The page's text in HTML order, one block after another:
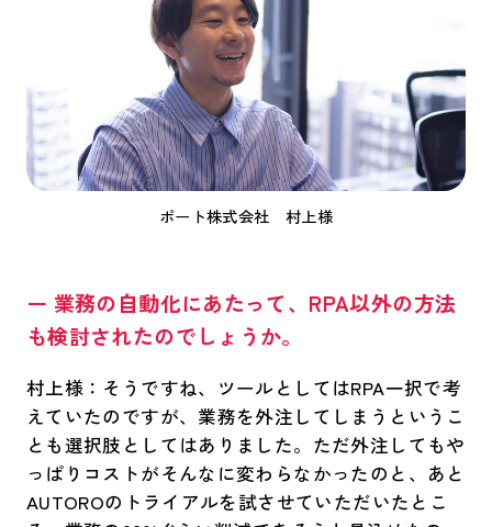
ポート株式会社 村上様
ー 業務の自動化にあたって、RPA以外の方法
も検討されたのでしょうか。
村上様：そうですね、ツールとしてはRPA一択で考
えていたのですが、業務を外注してしまうというこ
とも選択肢としてはありました。ただ外注してもや
っぱりコストがそんなに変わらなかったのと、あと
AUTOROのトライアルを試させていただいたとこ